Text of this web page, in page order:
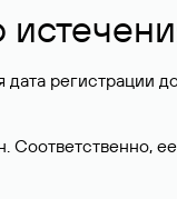
регистрации